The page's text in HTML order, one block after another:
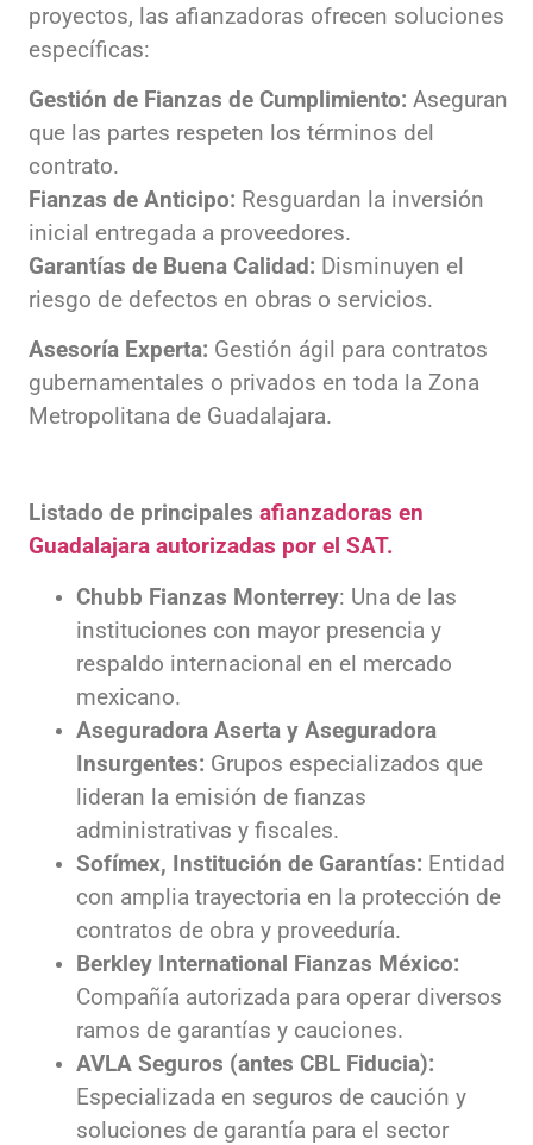
proyectos, las afianzadoras ofrecen soluciones
específicas:
Gestión de Fianzas de Cumplimiento: Aseguran
que las partes respeten los términos del
contrato.
Fianzas de Anticipo: Resguardan la inversión
inicial entregada a proveedores.
Garantías de Buena Calidad: Disminuyen el
riesgo de defectos en obras o servicios.
Asesoría Experta: Gestión ágil para contratos
gubernamentales o privados en toda la Zona
Metropolitana de Guadalajara.
Listado de principales afianzadoras en
Guadalajara autorizadas por el SAT.
Chubb Fianzas Monterrey: Una de las
instituciones con mayor presencia y
respaldo internacional en el mercado
mexicano.
Aseguradora Aserta y Aseguradora
Insurgentes: Grupos especializados que
lideran la emisión de fianzas
administrativas y fiscales.
Sofímex, Institución de Garantías: Entidad
con amplia trayectoria en la protección de
contratos de obra y proveeduría.
Berkley International Fianzas México:
Compañía autorizada para operar diversos
ramos de garantías y cauciones.
AVLA Seguros (antes CBL Fiducia):
Especializada en seguros de caución y
soluciones de garantía para el sector